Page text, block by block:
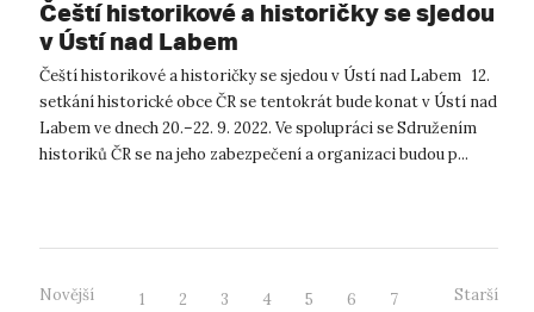
Čeští historikové a historičky se sjedou
v Ústí nad Labem
Čeští historikové a historičky se sjedou v Ústí nad Labem 12.
setkání historické obce ČR se tentokrát bude konat v Ústí nad
Labem ve dnech 20.–22. 9. 2022. Ve spolupráci se Sdružením
historiků ČR se na jeho zabezpečení a organizaci budou p...
Novější 1 2 3 4 5 6
7
Starší